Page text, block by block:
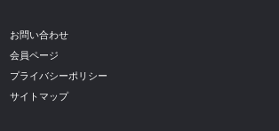
お問い合わせ
会員ページ
プライバシーポリシー
サイトマップ